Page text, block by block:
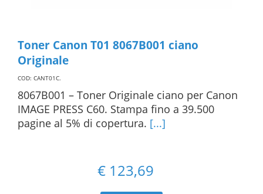
Toner Canon T01 8067B001 ciano
Originale
COD: CANT01C.
8067B001 – Toner Originale ciano per Canon
IMAGE PRESS C60. Stampa fino a 39.500
pagine al 5% di copertura. [...]
€ 123,69